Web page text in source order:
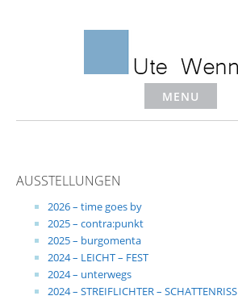
MENU
AUSSTELLUNGEN
2026 – time goes by
2025 – contra:punkt
2025 – burgomenta
2024 – LEICHT – FEST
2024 – unterwegs
2024 – STREIFLICHTER – SCHATTENRISS